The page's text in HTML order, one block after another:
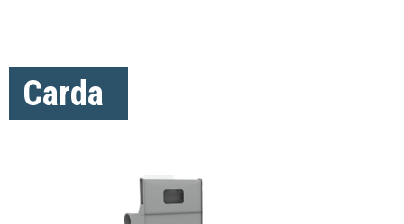
Carda